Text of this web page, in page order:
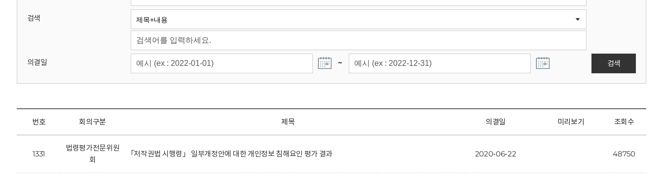
검색
의결일 ~ 검색
번호 회의구분 제목 의결일 미리보기 조회수
1331
법령평가전문위원
회
「저작권법 시행령」 일부개정안에 대한 개인정보 침해요인 평가 결과 2020-06-22 48750